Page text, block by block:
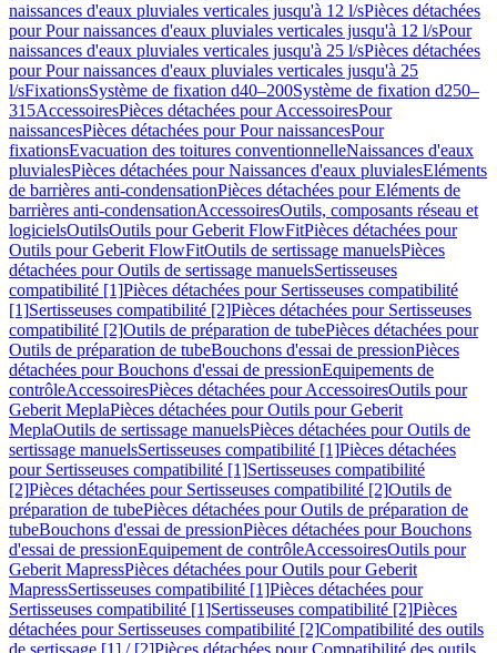
naissances d'eaux pluviales verticales jusqu'à 12 l/sPièces détachées
pour Pour naissances d'eaux pluviales verticales jusqu'à 12 l/sPour
naissances d'eaux pluviales verticales jusqu'à 25 l/sPièces détachées
pour Pour naissances d'eaux pluviales verticales jusqu'à 25
l/sFixationsSystème de fixation d40–200Système de fixation d250–
315AccessoiresPièces détachées pour AccessoiresPour
naissancesPièces détachées pour Pour naissancesPour
fixationsEvacuation des toitures conventionnelleNaissances d'eaux
pluvialesPièces détachées pour Naissances d'eaux pluvialesEléments
de barrières anti-condensationPièces détachées pour Eléments de
barrières anti-condensationAccessoiresOutils, composants réseau et
logicielsOutilsOutils pour Geberit FlowFitPièces détachées pour
Outils pour Geberit FlowFitOutils de sertissage manuelsPièces
détachées pour Outils de sertissage manuelsSertisseuses
compatibilité [1]Pièces détachées pour Sertisseuses compatibilité
[1]Sertisseuses compatibilité [2]Pièces détachées pour Sertisseuses
compatibilité [2]Outils de préparation de tubePièces détachées pour
Outils de préparation de tubeBouchons d'essai de pressionPièces
détachées pour Bouchons d'essai de pressionEquipements de
contrôleAccessoiresPièces détachées pour AccessoiresOutils pour
Geberit MeplaPièces détachées pour Outils pour Geberit
MeplaOutils de sertissage manuelsPièces détachées pour Outils de
sertissage manuelsSertisseuses compatibilité [1]Pièces détachées
pour Sertisseuses compatibilité [1]Sertisseuses compatibilité
[2]Pièces détachées pour Sertisseuses compatibilité [2]Outils de
préparation de tubePièces détachées pour Outils de préparation de
tubeBouchons d'essai de pressionPièces détachées pour Bouchons
d'essai de pressionEquipement de contrôleAccessoiresOutils pour
Geberit MapressPièces détachées pour Outils pour Geberit
MapressSertisseuses compatibilité [1]Pièces détachées pour
Sertisseuses compatibilité [1]Sertisseuses compatibilité [2]Pièces
détachées pour Sertisseuses compatibilité [2]Compatibilité des outils
de sertissage [1] / [2]Pièces détachées pour Compatibilité des outils